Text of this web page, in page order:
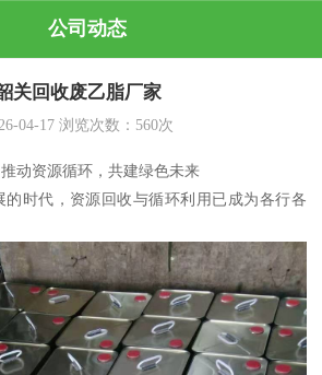
公司动态
关回收废乙脂厂家
04-17浏览次数： 560次
动资源循环，共建绿色未来
时代，资源回收与循环利用已成为各行各